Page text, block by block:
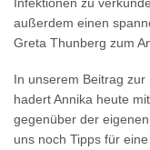
außerdem einen
Greta Thunberg zum
In unserem Beitrag zur
hadert Annika heute
gegenüber der
uns noch Tipps für